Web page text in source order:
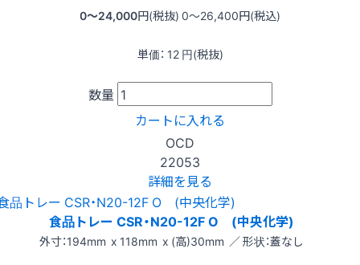
0〜24,000円(税抜) 0〜26,400円(税込)
単価： 12 円(税抜)
数量
カートに入れる
OCD
22053
詳細を見る
食品トレー CSR・N20-12F O (中央化学)
外寸：194mm x 118mm x (高)30mm ／ 形状：蓋なし